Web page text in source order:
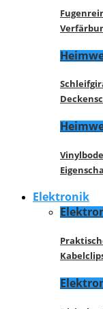
Elektronik